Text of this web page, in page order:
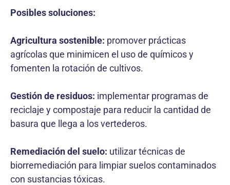
Posibles soluciones:
Agricultura sostenible: promover prácticas
agrícolas que minimicen el uso de químicos y
fomenten la rotación de cultivos.
Gestión de residuos: implementar programas de
reciclaje y compostaje para reducir la cantidad de
basura que llega a los vertederos.
Remediación del suelo: utilizar técnicas de
biorremediación para limpiar suelos contaminados
con sustancias tóxicas.